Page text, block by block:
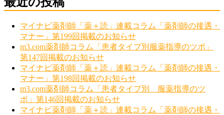
マイナビ薬剤師「薬＋読」連載コラム「薬剤師の接遇・
マナー」第199回掲載のお知らせ
m3.com薬剤師コラム「患者タイプ別服薬指導のツボ」
第147回掲載のお知らせ
マイナビ薬剤師「薬＋読」連載コラム「薬剤師の接遇・
マナー」第198回掲載のお知らせ
m3.com薬剤師コラム「患者タイプ別 服薬指導のツ
ボ」第146回掲載のお知らせ
マイナビ薬剤師「薬＋読」連載コラム「薬剤師の接遇・